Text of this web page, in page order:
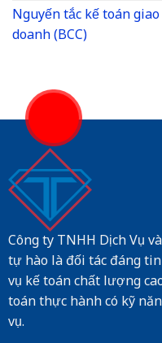
Nguyến tắc kế toán
doanh (BCC)
Công ty TNHH Dịch Vụ
tự hào là đối tác đáng
vụ kế toán chất lượng
toán thực hành có kỹ
vụ.